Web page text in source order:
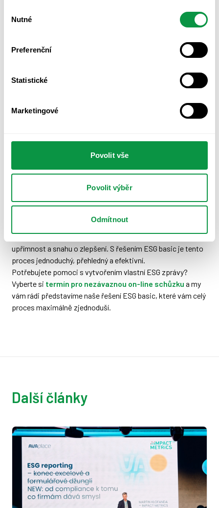
souhlasu
Nutné
Preferenční
Statistické
Marketingové
Povolit vše
Povolit výběr
Odmítnout
svým odběratelům.
Pro jednoduchý a efektivní sběr dat, jejich vyhodnocení a
následnou přípravu reportu vám doporučujeme využít naše
řešeníESG basic
místě
Vytvořit přehlednou ESG zprávu, kterou můžete
dodavatele
S profesionálně připravenou ESG zprávou nejen splníte
požadavky svých odběratelů, ale získáte i konkurenční
Nezapomeňte: transparentnost je klíčová. I když teprve
začínáte svou cestu k udržitelnosti, vaši odběratelé ocení
upřímnost a snahu o zlepšení. S řešením ESG basic je tento
proces jednoduchý, přehledný a efektivní.
Potřebujete pomoci s vytvořením vlastní ESG zprávy?
Vyberte si termín pro nezávaznou on-line schůzku a my
vám rádi představíme naše řešení ESG basic, které vám celý
proces maximálně zjednoduší.
Další články